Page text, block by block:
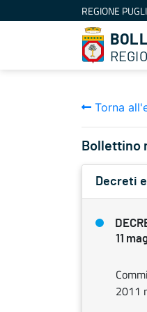
Salta al contenutoREGIONE
Torna
Bollettino
Decreti
11
2011